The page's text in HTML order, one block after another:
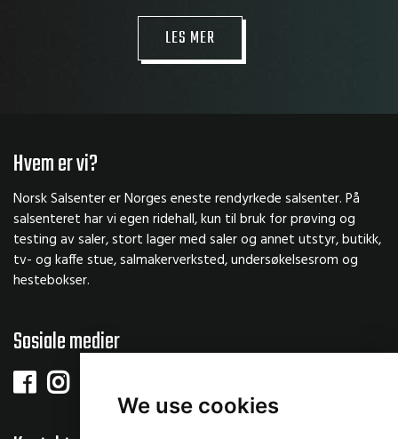
We use cookies
LES MER
Hvem er vi?
Norsk Salsenter er Norges eneste rendyrkede salsenter. På
salsenteret har vi egen ridehall, kun til bruk for prøving og
testing av saler, stort lager med saler og annet utstyr, butikk,
tv- og kaffe stue, salmakerverksted, undersøkelsesrom og
hestebokser.
Sosiale medier